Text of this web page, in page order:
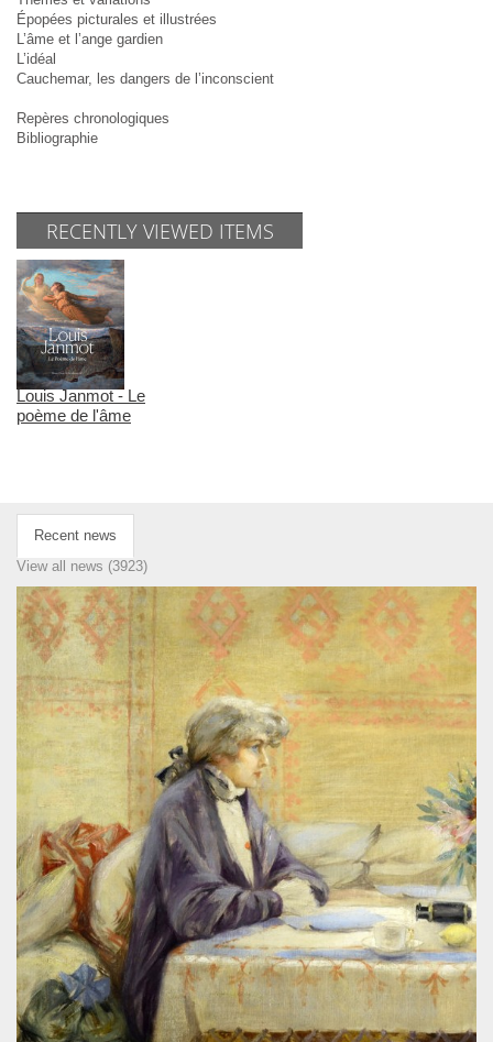
Épopées picturales et illustrées
L’âme et l’ange gardien
L’idéal
Cauchemar, les dangers de l’inconscient
Repères chronologiques
Bibliographie
RECENTLY VIEWED ITEMS
Louis Janmot - Le
poème de l'âme
Recent news
View all news (3923)